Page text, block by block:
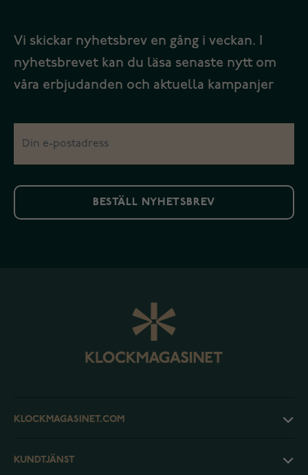
Vi skickar nyhetsbrev en gång i veckan. I
nyhetsbrevet kan du läsa senaste nytt om
våra erbjudanden och aktuella kampanjer
BESTÄLL NYHETSBREV
KLOCKMAGASINET.COM
KUNDTJÄNST